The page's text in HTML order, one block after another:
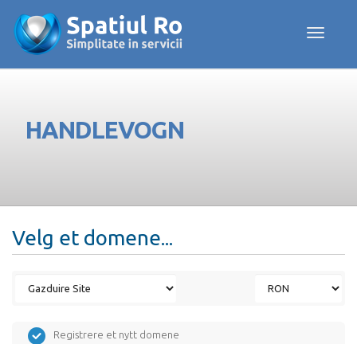
Toggle
HANDLEVOGN
Velg et domene...
Registrere et nytt domene